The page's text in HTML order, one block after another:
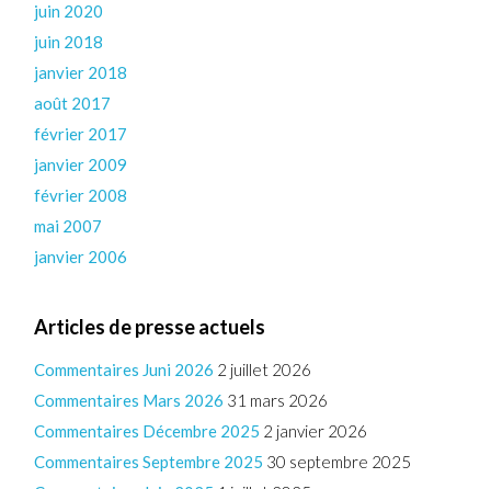
juin 2020
juin 2018
janvier 2018
août 2017
février 2017
janvier 2009
février 2008
mai 2007
janvier 2006
Articles de presse actuels
Commentaires Juni 2026 2 juillet 2026
Commentaires Mars 2026 31 mars 2026
Commentaires Décembre 2025 2 janvier 2026
Commentaires Septembre 2025 30 septembre 2025